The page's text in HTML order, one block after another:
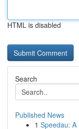
HTML is disabled
Search
Published News
1 Speedau: